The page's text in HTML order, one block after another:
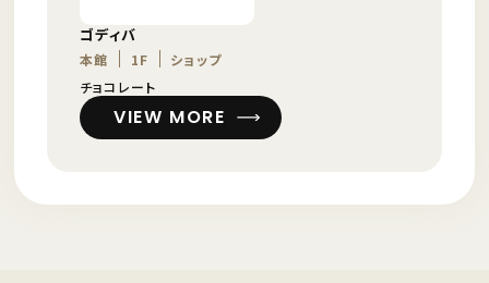
ゴディバ
本館 1F
ショップ
チョコレート
VIEW MORE